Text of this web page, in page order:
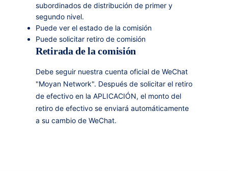
subordinados de distribución de primer y
segundo nivel.
Puede ver el estado de la comisión
Puede solicitar retiro de comisión
Retirada de la comisión
Debe seguir nuestra cuenta oficial de WeChat
"Moyan Network". Después de solicitar el retiro
de efectivo en la APLICACIÓN, el monto del
retiro de efectivo se enviará automáticamente
a su cambio de WeChat.